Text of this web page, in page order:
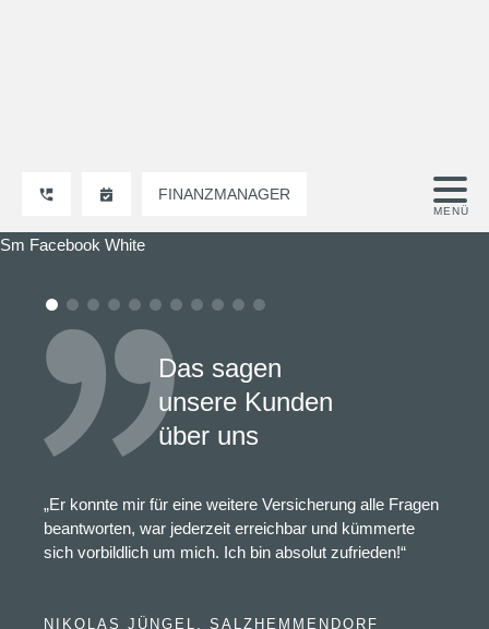
FINANZMANAGER
Sm Facebook White
Das sagen
unsere Kunden
über uns
„Er konnte mir für eine weitere Versicherung alle Fragen
beantworten, war jederzeit erreichbar und kümmerte
sich vorbildlich um mich. Ich bin absolut zufrieden!“
NIKOLAS JÜNGEL, SALZHEMMENDORF